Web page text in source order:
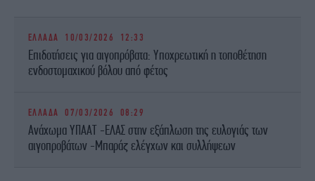
ΕΛΛΑΔΑ 10/03/2026 12:33
Επιδοτήσεις για αιγοπρόβατα: Υποχρεωτική η τοποθέτηση
ενδοστομαχικού βόλου από φέτος
ΕΛΛΑΔΑ 07/03/2026 08:29
Ανάχωμα ΥΠΑΑΤ -ΕΛΑΣ στην εξάπλωση της ευλογιάς των
αιγοπροβάτων -Μπαράζ ελέγχων και συλλήψεων